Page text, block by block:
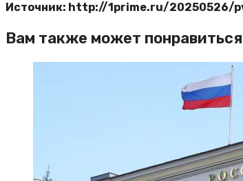
Источник: http://1prime.ru/20250526/
Вам также может понравиться